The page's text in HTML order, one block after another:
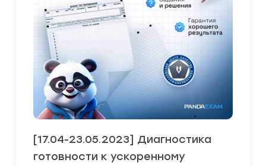
[17.04-23.05.2023] Диагностика
готовности к ускоренному